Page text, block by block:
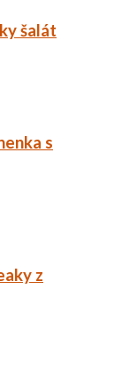
šalát
s
z